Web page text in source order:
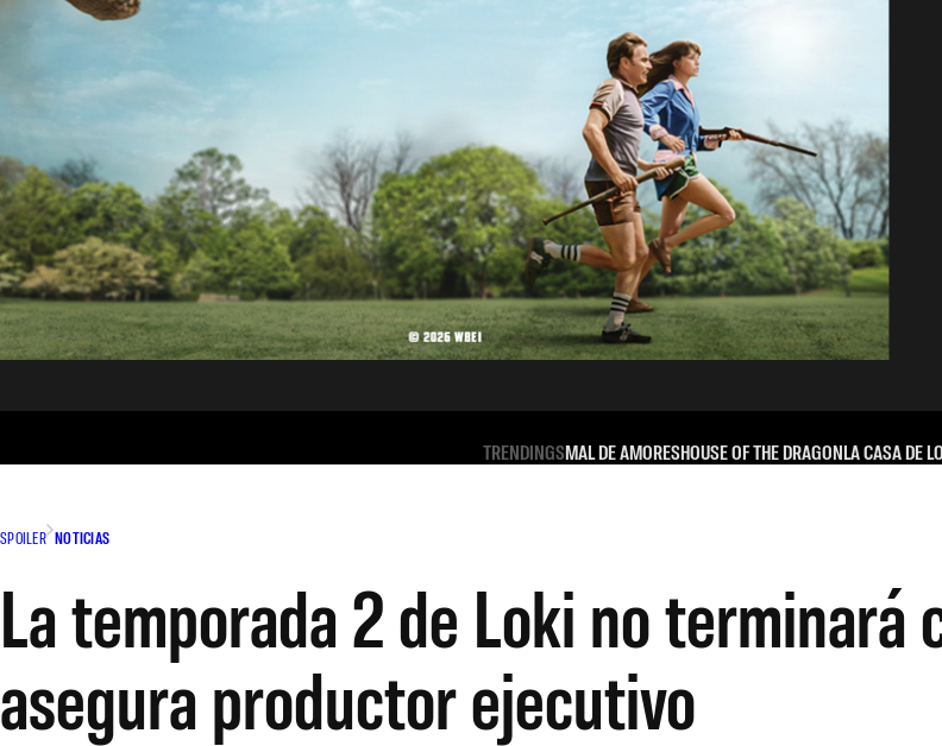
TRENDINGSMAL DE AMORESHOUSE OF THE DRAGONLA CASA DE
SPOILER NOTICIAS
La temporada 2 de Loki no terminará
asegura productor ejecutivo